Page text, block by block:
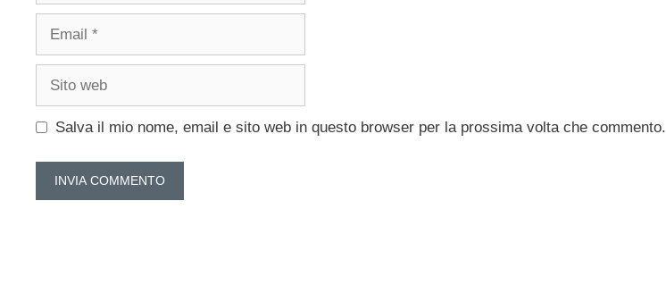
Email
Sito
Salva il mio nome, email e sito web in questo browser per la prossima volta che commento.